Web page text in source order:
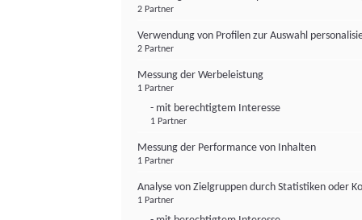
2 Partner
Verwendung von Profilen zur Auswahl
2 Partner
Messung der Werbeleistung
1 Partner
- mit berechtigtem Interesse
1 Partner
Messung der Performance von Inhalten
1 Partner
Analyse von Zielgruppen durch Statistiken oder
1 Partner